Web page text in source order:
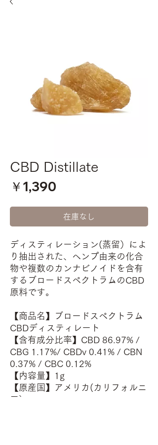
CBD Distillate
￥1,390
在庫なし
ディスティレーション(蒸留）によ
り抽出された、ヘンプ由来の化合
物や複数のカンナビノイドを含有
するブロードスペクトラムのCBD
原料です。
【商品名】ブロードスペクトラム
CBDディスティレート
【含有成分比率】CBD 86.97% /
CBG 1.17%/ CBDv 0.41% / CBN
0.37% / CBC 0.12%
【内容量】1g
【原産国】アメリカ(カリフォルニ
ア）